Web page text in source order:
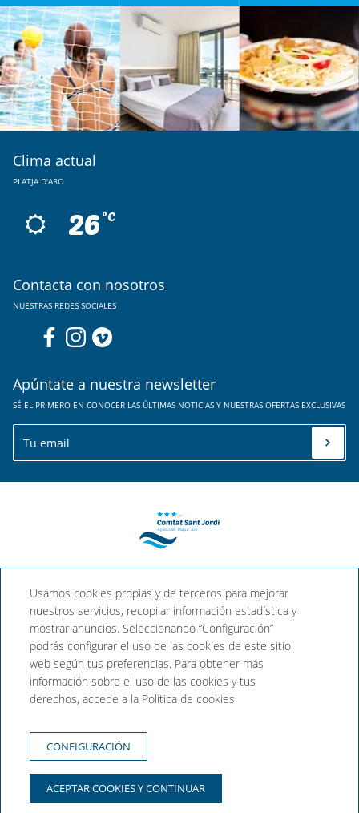
Clima actual
PLATJA D'ARO
26ºC
Contacta con nosotros
NUESTRAS REDES SOCIALES
Apúntate a nuestra newsletter
SÉ EL PRIMERO EN CONOCER LAS ÚLTIMAS NOTICIAS Y NUESTRAS OFERTAS EXCLUSIVAS
Aparthotel Comtat Sant
Jordi
Travessia Ginebró, 2, 17250 Platja
d'Aro, Girona (España)
T. +34 972 81 60 61
CONDICIONES DE COMPRA
POLÍTICA DE PRIVACIDAD
POLÍTICA DE COOKIES
Usamos cookies propias y de terceros para mejorar
nuestros servicios, recopilar información estadística y
mostrar anuncios. Seleccionando “Configuración”
podrás configurar el uso de las cookies de este sitio
web según tus preferencias. Para obtener más
información sobre el uso de las cookies y tus
derechos, accede a la Política de cookies
CONFIGURACIÓN
ACEPTAR COOKIES Y CONTINUAR